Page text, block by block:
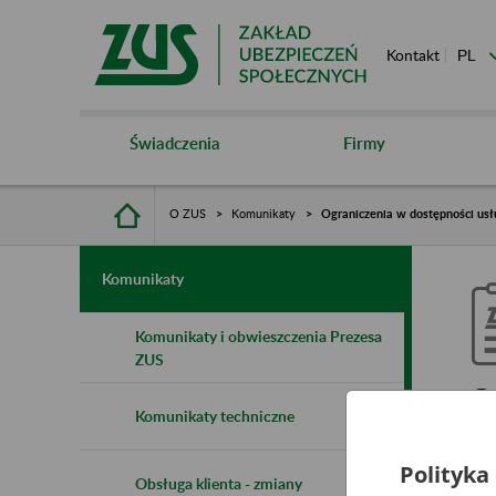
Kontakt
Świadczenia Firmy
O ZUS Komunikaty Ograniczenia w dostępności
Komunikaty
Komunikaty i obwieszczenia Prezesa
ZUS
Komunikaty techniczne
Obsługa klienta - zmiany Polityka